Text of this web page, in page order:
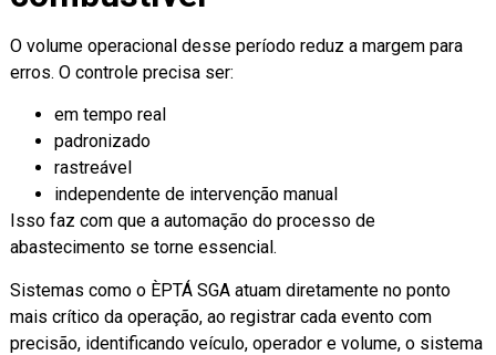
O volume operacional desse período reduz a margem para
erros. O controle precisa ser:
em tempo real
padronizado
rastreável
independente de intervenção manual
Isso faz com que a automação do processo de
abastecimento se torne essencial.
Sistemas como o ÈPTÁ SGA atuam diretamente no ponto
mais crítico da operação, ao registrar cada evento com
precisão, identificando veículo, operador e volume, o sistema